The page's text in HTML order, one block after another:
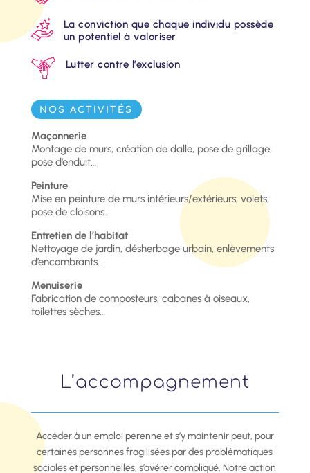
La conviction que chaque individu possède
un potentiel à valoriser
Lutter contre l’exclusion
NOS ACTIVITÉS
Maçonnerie
Montage de murs, création de dalle, pose de grillage,
pose d’enduit…
Peinture
Mise en peinture de murs intérieurs/extérieurs, volets,
pose de cloisons…
Entretien de l’habitat
Nettoyage de jardin, désherbage urbain, enlèvements
d’encombrants…
Menuiserie
Fabrication de composteurs, cabanes à oiseaux,
toilettes sèches…
L’accompagnement
Accéder à un emploi pérenne et s’y maintenir peut, pour
certaines personnes fragilisées par des problématiques
sociales et personnelles, s’avérer compliqué. Notre action